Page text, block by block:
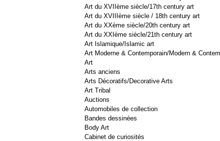
Art du XVIIème siècle/17th century art
Art du XVIIIème siècle / 18th century art
Art du XXème siècle/20th century art
Art du XXIème siècle/21th century art
Art Islamique/Islamic art
Art Moderne & Contemporain/Modern &
Art
Arts anciens
Arts Décoratifs/Decorative Arts
Art Tribal
Auctions
Automobiles de collection
Bandes dessinées
Body Art
Cabinet de curiosités